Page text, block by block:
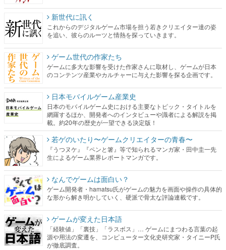
新世代に訊く
これからのデジタルゲーム市場を担う若きクリエイター達の姿
を追い、彼らのルーツと情熱を探っていきます。
ゲーム世代の作家たち
ゲームに多大な影響を受けた作家さんに取材し、ゲームが日本
のコンテンツ産業やカルチャーに与えた影響を探る企画です。
日本モバイルゲーム産業史
日本のモバイルゲーム史における主要なトピック・タイトルを
網羅するほか、開発者へのインタビューや識者による解説を掲
載。約20年の歴史が一望できる決定版！
若ゲのいたり〜ゲームクリエイターの青春〜
『うつヌケ』『ペンと箸』等で知られるマンガ家・田中圭一先
生によるゲーム業界レポートマンガです。
なんでゲームは面白い？
ゲーム開発者・hamatsu氏がゲームの魅力を画面や操作の具体的
な形から解き明かしていく、硬派で骨太な評論連載です。
ゲームが変えた日本語
「経験値」「裏技」「ラスボス」… ゲームにまつわる言葉の起
源や用法の変遷を、コンピューター文化史研究家・タイニーP氏
が徹底調査。